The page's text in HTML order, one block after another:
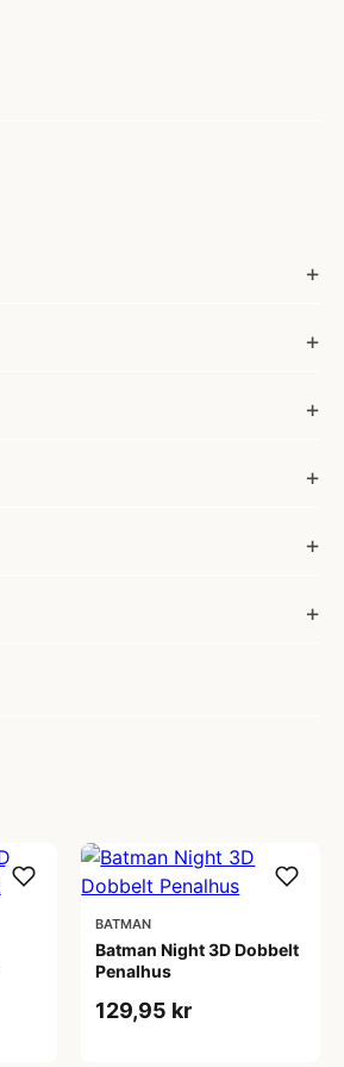
BATMAN
Batman Night 3D Dobbelt
Penalhus
129,95 kr